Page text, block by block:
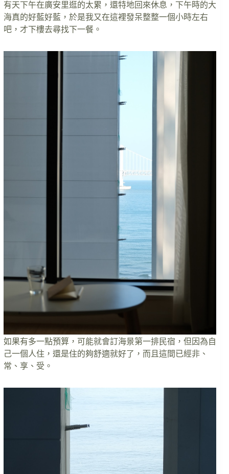
有天下午在廣安里逛的太累，還特地回來休息，下午時的大
海真的好藍好藍，於是我又在這裡發呆整整一個小時左右
吧，才下樓去尋找下一餐。
如果有多一點預算，可能就會訂海景第一排民宿，但因為自
己一個人住，還是住的夠舒適就好了，而且這間已經非、
常、享、受。